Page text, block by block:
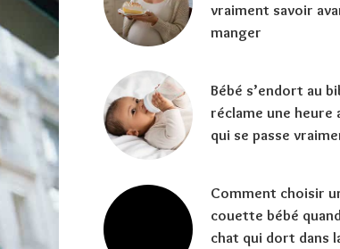
vraiment savoir
manger
Bébé s’endort au
réclame une heure
qui se passe
Comment choisir
couette bébé
chat qui dort dans